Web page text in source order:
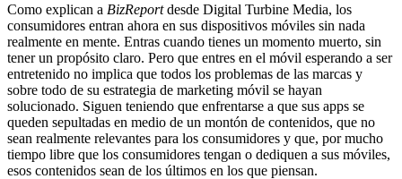
Como explican a BizReportdesde Digital Turbine Media, los
consumidores entran ahora en sus dispositivos móviles sin nada
realmente en mente. Entras cuando tienes un momento muerto, sin
tener un propósito claro. Pero que entres en el móvil esperando a ser
entretenido no implica que todos los problemas de las marcas y
sobre todo de su estrategia de marketing móvil se hayan
solucionado. Siguen teniendo que enfrentarse a que sus apps se
queden sepultadas en medio de un montón de contenidos, que no
sean realmente relevantes para los consumidores y que, por mucho
tiempo libre que los consumidores tengan o dediquen a sus móviles,
esos contenidos sean de los últimos en los que piensan.